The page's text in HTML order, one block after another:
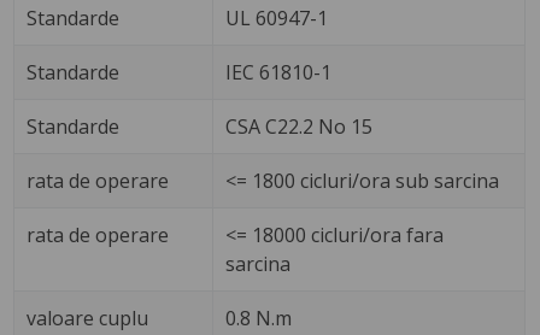
Standarde UL 60947-1
Standarde IEC 61810-1
Standarde CSA C22.2 No 15
rata de operare <= 1800 cicluri/ora sub sarcina
rata de operare
<= 18000 cicluri/ora fara
sarcina
valoare cuplu 0.8 N.m